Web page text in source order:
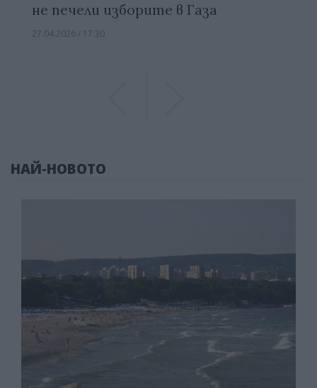
не печели изборите в Газа
27.04.2026 / 17:30
НАЙ-НОВОТО